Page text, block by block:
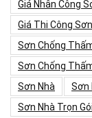
Giá Nhân Công
Giá Thi Công
Sơn Chống
Sơn Chống
Sơn Nhà
Sơn
Sơn Nhà Trọn Gói